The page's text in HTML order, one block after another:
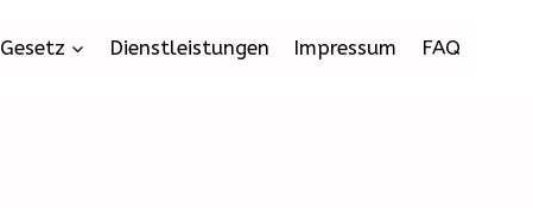
Gesetz Dienstleistungen Impressum FAQ